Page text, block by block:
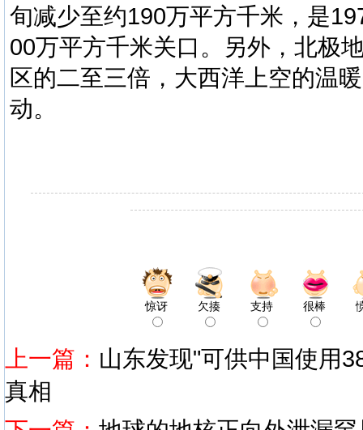
旬减少至约190万平方千米，是
00万平方千米关口。另外，北极
区的二至三倍，大西洋上空的温
动。
惊讶 欠揍 支持 很棒
上一篇： 山东发现"可供中国使用
真相